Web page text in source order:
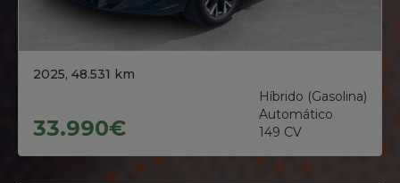
2025, 48.531 km
33.990€
Híbrido (Gasolina)
Automático
149 CV